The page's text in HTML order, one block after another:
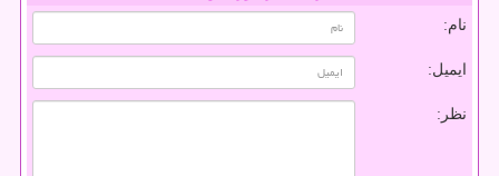
نام:
ایمیل:
نظر: